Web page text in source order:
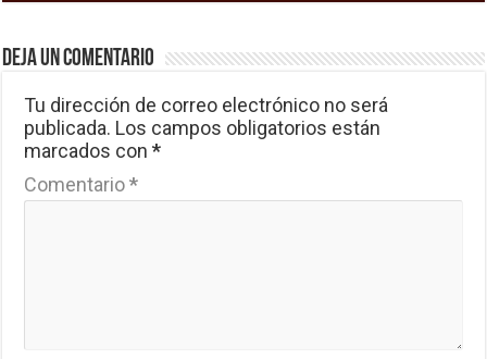
Deja un comentario
Tu dirección de correo electrónico no será
publicada. Los campos obligatorios están
marcados con*
Comentario*